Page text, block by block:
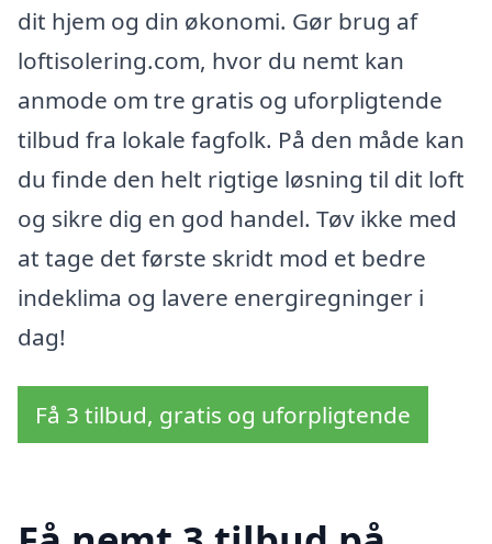
dit hjem og din økonomi. Gør brug af
loftisolering.com, hvor du nemt kan
anmode om tre gratis og uforpligtende
tilbud fra lokale fagfolk. På den måde kan
du finde den helt rigtige løsning til dit loft
og sikre dig en god handel. Tøv ikke med
at tage det første skridt mod et bedre
indeklima og lavere energiregninger i
dag!
Få 3 tilbud, gratis og uforpligtende